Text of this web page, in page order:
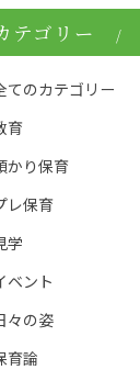
テゴリー
てのカテゴリー
育
かり保育
レ保育
学
ベント
々の姿
育論